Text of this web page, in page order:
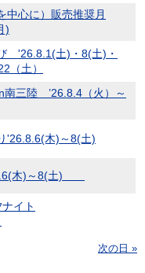
中心に）販売推奨月
)
'26.8.1(土)・8(土)・
（土）
南三陸 ’26.8.4（火）～
'26.8.6(木)～8(土)
木)～8(土)
イト
次の日 »